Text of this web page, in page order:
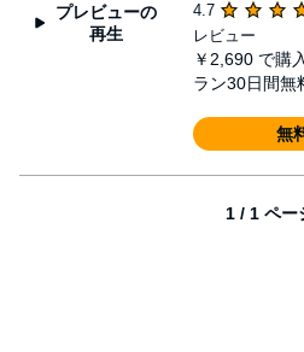
プレビューの
再生
4.7
レビュー
￥2,690 で購
ラン30日間無
無
1 / 1 ペー